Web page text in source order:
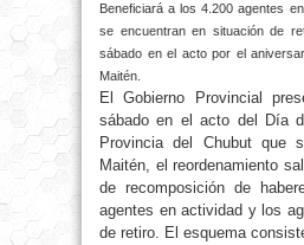
Beneficiará a los 4.200 agentes
se encuentran en situación de
sábado en el acto por el
Maitén.
El Gobierno Provincial
sábado en el acto del Día
Provincia del Chubut que
Maitén, el reordenamiento
de recomposición de
agentes en actividad y los
de retiro. El esquema